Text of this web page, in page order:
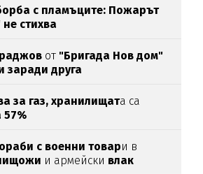
с пламъците: Пожарът
стихва
от "Бригада Нов дом"
заради друга
за газ, хранилищата са
57%
с военни товари в
и армейски влак